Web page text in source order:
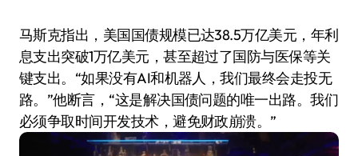
马斯克指出，美国国债规模已达38.5万亿美元，年利
息支出突破1万亿美元，甚至超过了国防与医保等关
键支出。“如果没有AI和机器人，我们最终会走投无
路。”他断言，“这是解决国债问题的唯一出路。我们
必须争取时间开发技术，避免财政崩溃。”